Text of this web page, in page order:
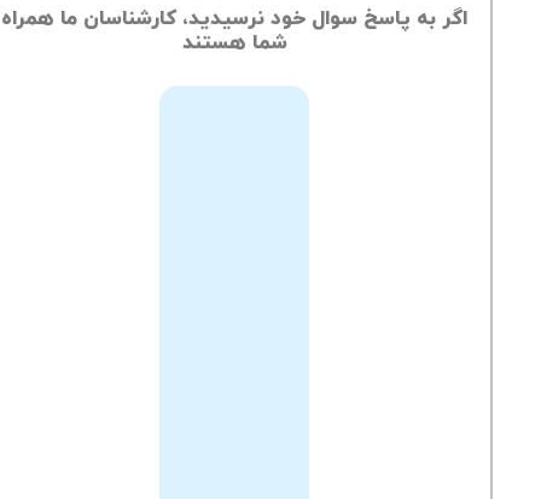
اگر به پاسخ سوال خود نرسیدید، کارشناسان ما همراه
شما هستند